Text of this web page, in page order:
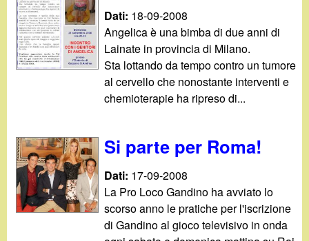
Dati: 18-09-2008
Angelica è una bimba di due anni di
Lainate in provincia di Milano.
Sta lottando da tempo contro un tumore
al cervello che nonostante interventi e
chemioterapie ha ripreso di...
Si parte per Roma!
Dati: 17-09-2008
La Pro Loco Gandino ha avviato lo
scorso anno le pratiche per l'iscrizione
di Gandino al gioco televisivo in onda